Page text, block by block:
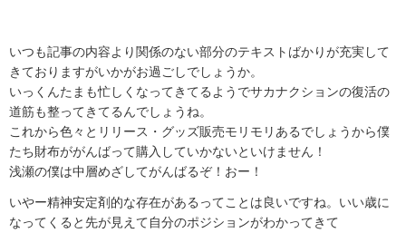
いつも記事の内容より関係のない部分のテキストばかりが充実して
きておりますがいかがお過ごしでしょうか。
いっくんたまも忙しくなってきてるようでサカナクションの復活の
道筋も整ってきてるんでしょうね。
これから色々とリリース・グッズ販売モリモリあるでしょうから僕
たち財布ががんばって購入していかないといけません！
浅瀬の僕は中層めざしてがんばるぞ！おー！
いやー精神安定剤的な存在があるってことは良いですね。いい歳に
なってくると先が見えて自分のポジションがわかってきて